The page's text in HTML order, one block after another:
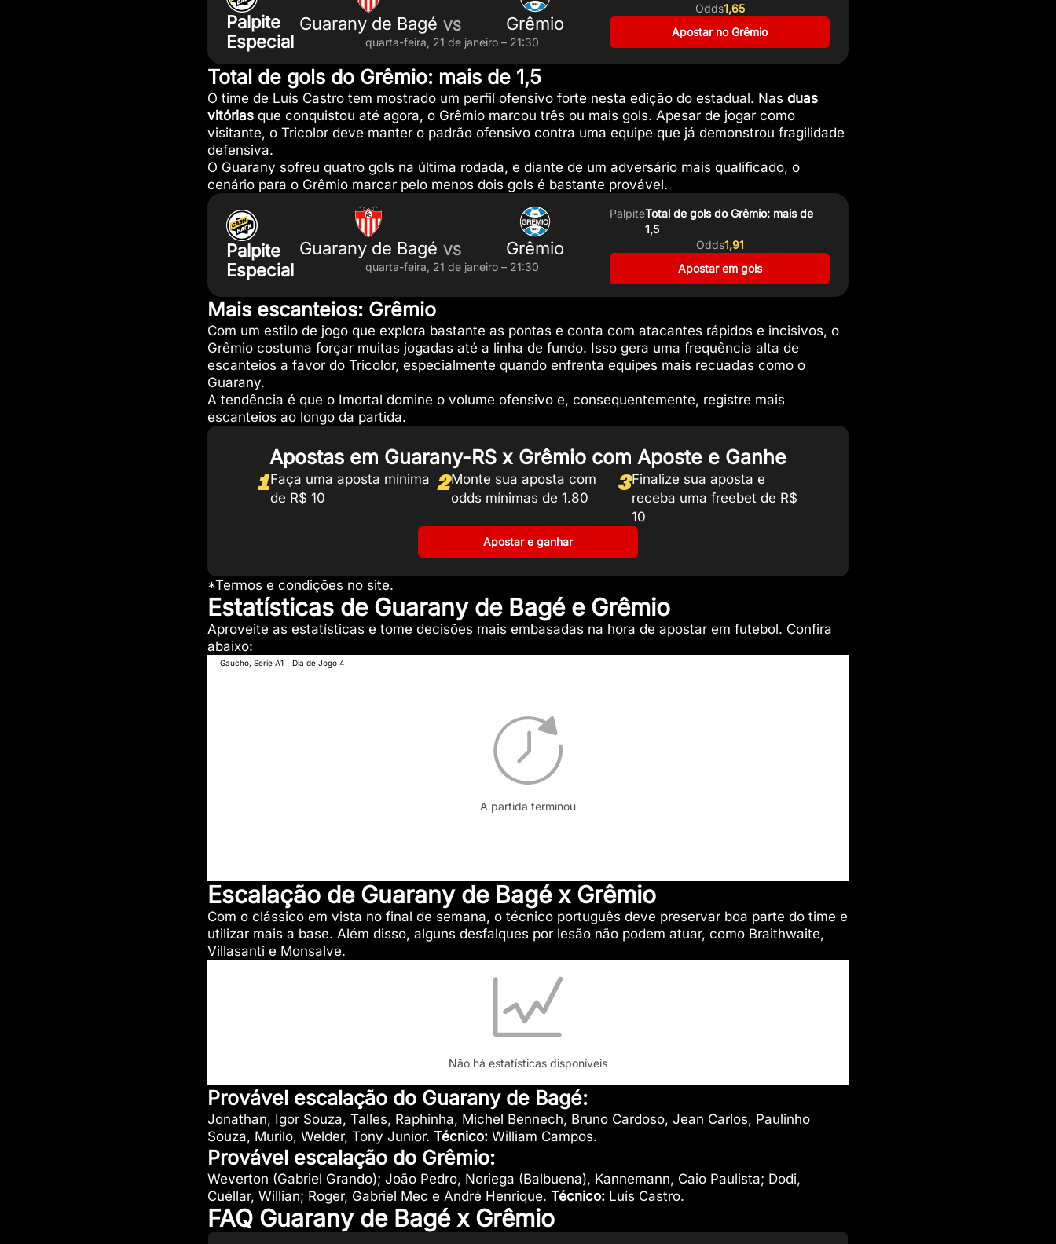
Palpite
Especial
Guarany de Bagé VS Grêmio
quarta-feira, 21 de janeiro – 21:30
Odds1,65
Apostar no Grêmio
Total de gols do Grêmio: mais de 1,5
O time de Luís Castro tem mostrado um perfil ofensivo forte nesta edição do estadual. Nas duas
vitórias que conquistou até agora, o Grêmio marcou três ou mais gols. Apesar de jogar como
visitante, o Tricolor deve manter o padrão ofensivo contra uma equipe que já demonstrou fragilidade
defensiva.
O Guarany sofreu quatro gols na última rodada, e diante de um adversário mais qualificado, o
cenário para o Grêmio marcar pelo menos dois gols é bastante provável.
Palpite
Especial
Guarany de Bagé VS Grêmio
quarta-feira, 21 de janeiro – 21:30
PalpiteTotal de gols do Grêmio: mais de
1,5
Odds1,91
Apostar em gols
Mais escanteios: Grêmio
Com um estilo de jogo que explora bastante as pontas e conta com atacantes rápidos e incisivos, o
Grêmio costuma forçar muitas jogadas até a linha de fundo. Isso gera uma frequência alta de
escanteios a favor do Tricolor, especialmente quando enfrenta equipes mais recuadas como o
Guarany.
A tendência é que o Imortal domine o volume ofensivo e, consequentemente, registre mais
escanteios ao longo da partida.
Apostas em Guarany-RS x Grêmio com Aposte e Ganhe
1Faça uma aposta mínima
de R$ 10
2Monte sua aposta com
odds mínimas de 1.80
3Finalize sua aposta e
receba uma freebet de R$
10
Apostar e ganhar
*Termos e condições no site.
Estatísticas de Guarany de Bagé e Grêmio
Aproveite as estatísticas e tome decisões mais embasadas na hora de apostar em futebol. Confira
abaixo:
Gaucho, Serie A1 Dia de Jogo 4
A partida terminou
Escalação de Guarany de Bagé x Grêmio
Com o clássico em vista no final de semana, o técnico português deve preservar boa parte do time e
utilizar mais a base. Além disso, alguns desfalques por lesão não podem atuar, como Braithwaite,
Villasanti e Monsalve.
Não há estatísticas disponíveis
Provável escalação do Guarany de Bagé:
Jonathan, Igor Souza, Talles, Raphinha, Michel Bennech, Bruno Cardoso, Jean Carlos, Paulinho
Souza, Murilo, Welder, Tony Junior. Técnico: William Campos.
Provável escalação do Grêmio:
Weverton (Gabriel Grando); João Pedro, Noriega (Balbuena), Kannemann, Caio Paulista; Dodi,
Cuéllar, Willian; Roger, Gabriel Mec e André Henrique. Técnico: Luís Castro.
FAQ Guarany de Bagé x Grêmio